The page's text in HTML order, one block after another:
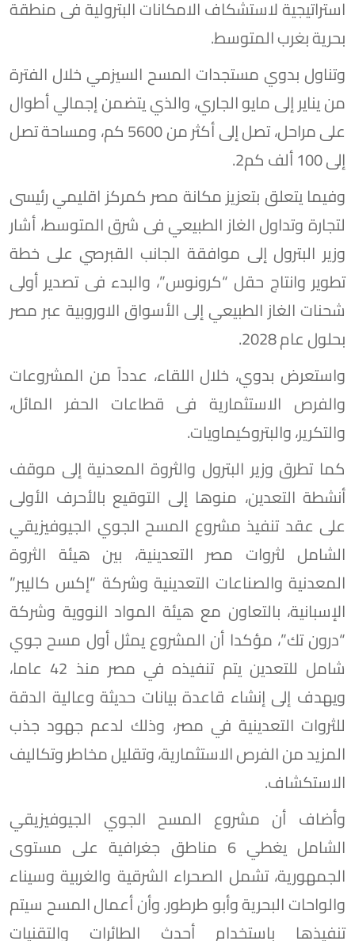
استراتيجية لاستشكاف الامكانات البترولية فى منطقة
بحرية بغرب المتوسط.
وتناول بدوي مستجدات المسح السيزمي خلال الفترة
من يناير إلى مايو الجاري، والذي يتضمن إجمالي أطوال
على مراحل، تصل إلى أكثر من 5600 كم، ومساحة تصل
إلى 100 ألف كم2.
وفيما يتعلق بتعزيز مكانة مصر كمركز اقليمي رئيسى
لتجارة وتداول الغاز الطبيعي فى شرق المتوسط، أشار
وزير البترول إلى موافقة الجانب القبرصي على خطة
تطوير وانتاج حقل “كرونوس”، والبدء فى تصدير أولى
شحنات الغاز الطبيعي إلى الأسواق الاوروبية عبر مصر
بحلول عام 2028.
واستعرض بدوي، خلال اللقاء، عدداً من المشروعات
والفرص الاستثمارية فى قطاعات الحفر المائل،
والتكرير، والبتروكيماويات.
كما تطرق وزير البترول والثروة المعدنية إلى موقف
أنشطة التعدين، منوها إلى التوقيع بالأحرف الأولى
على عقد تنفيذ مشروع المسح الجوي الجيوفيزيقي
الشامل لثروات مصر التعدينية، بين هيئة الثروة
المعدنية والصناعات التعدينية وشركة “إكس كاليبر”
الإسبانية، بالتعاون مع هيئة المواد النووية وشركة
“درون تك”، مؤكدا أن المشروع يمثل أول مسح جوي
شامل للتعدين يتم تنفيذه في مصر منذ 42 عاما،
ويهدف إلى إنشاء قاعدة بيانات حديثة وعالية الدقة
للثروات التعدينية في مصر، وذلك لدعم جهود جذب
المزيد من الفرص الاستثمارية، وتقليل مخاطر وتكاليف
الاستكشاف.
وأضاف أن مشروع المسح الجوي الجيوفيزيقي
الشامل يغطي 6 مناطق جغرافية على مستوى
الجمهورية، تشمل الصحراء الشرقية والغربية وسيناء
والواحات البحرية وأبو طرطور. وأن أعمال المسح سيتم
تنفيذها باستخدام أحدث الطائرات والتقنيات